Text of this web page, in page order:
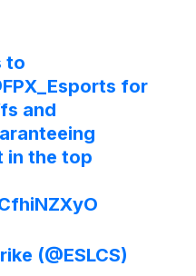
to
for
and
in the top
(@ESLCS)